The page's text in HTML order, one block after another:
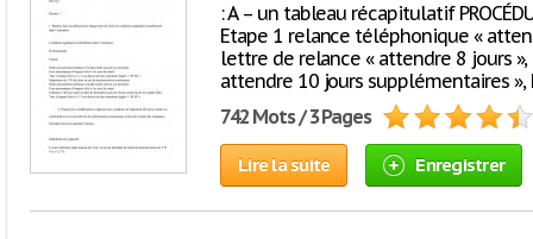
: A – un tableau récapitulatif
Etape 1 relance téléphonique «
lettre de relance « attendre 8 jours
attendre 10 jours supplémentaires
742 Mots / 3 Pages
Lire la suite Enregistrer